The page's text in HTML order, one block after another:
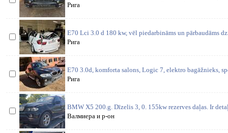
Рига
E70 Lci 3.0 d 180 kw, vēl piedarbināms un pārbaudāms
Рига
E70 3.0d, komforta salons, Logic 7, elektro bagāžnieks,
Рига
BMW X5 200.g. Dīzelis 3, 0. 155kw rezerves daļas. Ir
Валмиера и р-он